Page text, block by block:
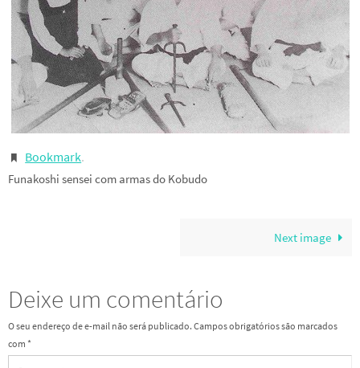
Bookmark.
Funakoshi sensei com armas do Kobudo
Next image
Deixe um comentário
O seu endereço de e-mail não será publicado. Campos obrigatórios são marcados
com *